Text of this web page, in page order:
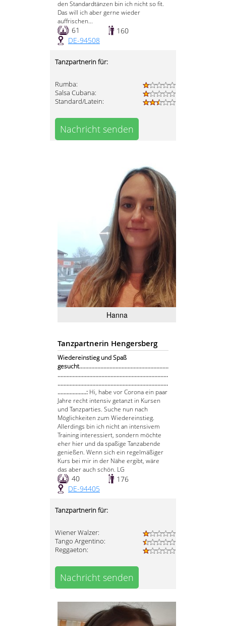
den Standardtänzen bin ich nicht so fit.
Das will ich aber gerne wieder
auffrischen...
61
160
DE-94508
Tanzpartnerin für:
Rumba:
Salsa Cubana:
Standard/Latein:
Nachricht senden
Hanna
Tanzpartnerin Hengersberg
Wiedereinstieg und Spaß
gesucht...........................................................
.........................................................................
.........................................................................
...................: Hi, habe vor Corona ein paar
Jahre recht intensiv getanzt in Kursen
und Tanzparties. Suche nun nach
Möglichkeiten zum Wiedereinstieg.
Allerdings bin ich nicht an intensivem
Training interessiert, sondern möchte
eher hier und da spaßige Tanzabende
genießen. Wenn sich ein regelmäßiger
Kurs bei mir in der Nähe ergibt, wäre
das aber auch schön. LG
40
176
DE-94405
Tanzpartnerin für:
Wiener Walzer:
Tango Argentino:
Reggaeton:
Nachricht senden